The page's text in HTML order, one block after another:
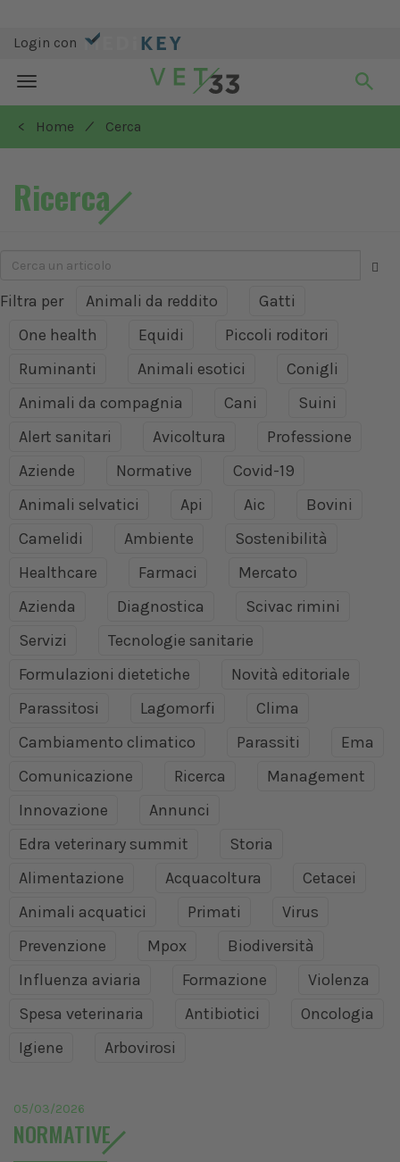
Login con
Toggle
navigation
< Home
/ Cerca
Ricerca
Filtra per Animali da reddito
Gatti
One health
Equidi
Piccoli roditori
Ruminanti
Animali esotici
Conigli
Animali da compagnia
Cani
Suini
Alert sanitari
Avicoltura
Professione
Aziende
Normative
Covid-19
Animali selvatici
Api Aic
Bovini
Camelidi
Ambiente
Sostenibilità
Healthcare
Farmaci
Mercato
Azienda
Diagnostica
Scivac rimini
Servizi
Tecnologie sanitarie
Formulazioni dietetiche
Novità editoriale
Parassitosi
Lagomorfi
Clima
Cambiamento climatico
Parassiti
Ema
Comunicazione
Ricerca
Management
Innovazione
Annunci
Edra veterinary summit
Storia
Alimentazione
Acquacoltura
Cetacei
Animali acquatici
Primati
Virus
Prevenzione
Mpox
Biodiversità
Influenza aviaria
Formazione
Violenza
Spesa veterinaria
Antibiotici
Oncologia
Igiene
Arbovirosi
05/03/2026
NORMATIVE